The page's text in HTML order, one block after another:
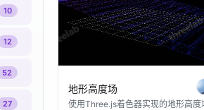
10
12
52
27
地形高度场
使用Three.js着色器实现的地形高度